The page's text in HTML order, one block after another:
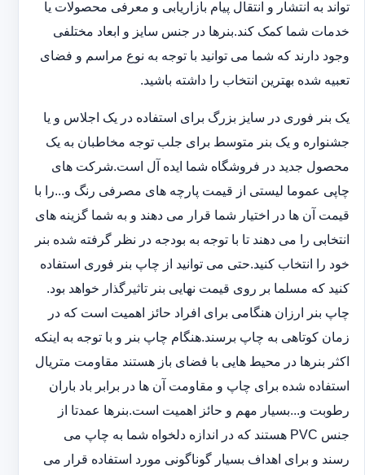
تواند به انتشار و انتقال پیام بازاریابی و معرفی محصولات یا
خدمات شما کمک کند.بنرها در جنس سایز و ابعاد مختلفی
وجود دارند که شما می توانید با توجه به نوع مراسم و فضای
تعبیه شده بهترین انتخاب را داشته باشید.
یک بنر فوری در سایز بزرگ برای استفاده در یک اجلاس و یا
جشنواره و یک بنر متوسط برای جلب توجه مخاطبان به یک
محصول جدید در فروشگاه شما ایده آل است.شرکت های
چاپی عموما لیستی از قیمت پارچه های مصرفی رنگ و...را با
قیمت آن ها در اختیار شما قرار می دهند و به شما گزینه های
انتخابی را می دهند تا با توجه به بودجه در نظر گرفته شده بنر
خود را انتخاب کنید.حتی می توانید از چاپ بنر فوری استفاده
کنید که مسلما بر روی قیمت نهایی بنر تاثیرگذار خواهد بود.
چاپ بنر ارزان هنگامی برای افراد حائز اهمیت است که در
زمان کوتاهی به چاپ برسند.هنگام چاپ بنر و با توجه به اینکه
اکثر بنرها در محیط هایی با فضای باز هستند مقاومت متریال
استفاده شده برای چاپ و مقاومت آن ها در برابر باد باران
رطوبت و...بسیار مهم و حائز اهمیت است.بنرها عمدتا از
جنس PVC هستند که در اندازه دلخواه شما به چاپ می
رسند و برای اهداف بسیار گوناگونی مورد استفاده قرار می